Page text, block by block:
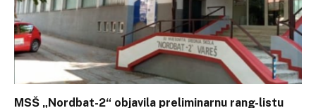
MSŠ „Nordbat-2“ objavila preliminarnu rang-listu